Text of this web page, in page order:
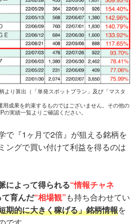
より算出（「単発スポットプラン」及び「マスタ
成果を約束するものではございません。その他の
実績一覧よりご確認ください。
で『1ヶ月で2倍』が狙える銘柄を
ングで買い付けて利益を得るのは
によって得られる“情報チャネ
育んだ“相場観”も持ち合わせてい
期的に大きく稼げる」銘柄情報を